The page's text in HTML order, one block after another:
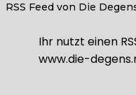
RSS Feed von Die
Ihr nutzt einen
www.die-